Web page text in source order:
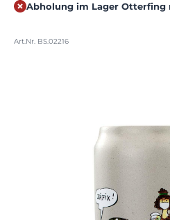
Abholung im Lager
Art.Nr. BS.02216